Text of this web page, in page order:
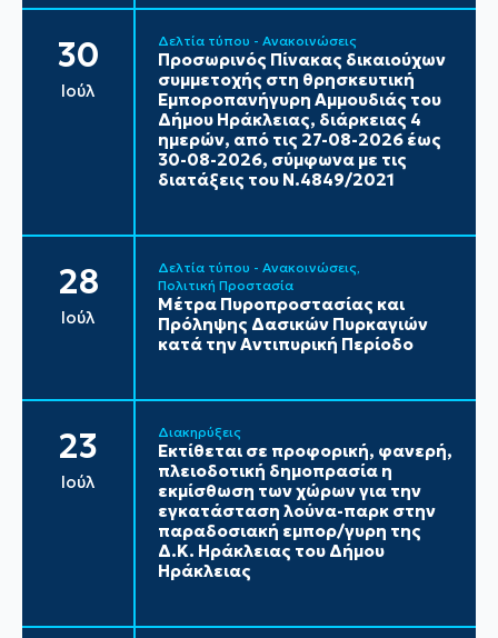
30
Ιούλ
Δελτία τύπου - Ανακοινώσεις
Προσωρινός Πίνακας δικαιούχων
συμμετοχής στη θρησκευτική
Εμποροπανήγυρη Αμμουδιάς του
Δήμου Ηράκλειας, διάρκειας 4
ημερών, από τις 27-08-2026 έως
30-08-2026, σύμφωνα με τις
διατάξεις του Ν.4849/2021
28
Ιούλ
Δελτία τύπου - Ανακοινώσεις
Πολιτική Προστασία
Μέτρα Πυροπροστασίας και
Πρόληψης Δασικών Πυρκαγιών
κατά την Αντιπυρική Περίοδο
23
Ιούλ
Διακηρύξεις
Εκτίθεται σε προφορική, φανερή,
πλειοδοτική δημοπρασία η
εκμίσθωση των χώρων για την
εγκατάσταση λούνα-παρκ στην
παραδοσιακή εμπορ/γυρη της
Δ.Κ. Ηράκλειας του Δήμου
Ηράκλειας